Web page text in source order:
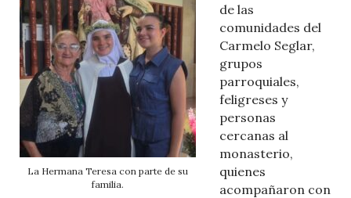
La Hermana Teresa con parte de su
familia.
de las
comunidades del
Carmelo Seglar,
grupos
parroquiales,
feligreses y
personas
cercanas al
monasterio,
quienes
acompañaron con